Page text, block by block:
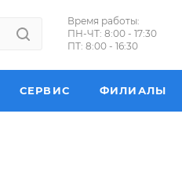
Время работы:
ПН-ЧТ: 8:00 - 17:30
ПТ: 8:00 - 16:30
СЕРВИС ФИЛИАЛЫ